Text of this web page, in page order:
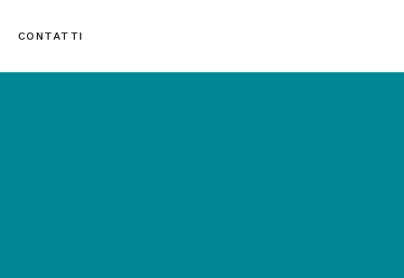
CONTATTI